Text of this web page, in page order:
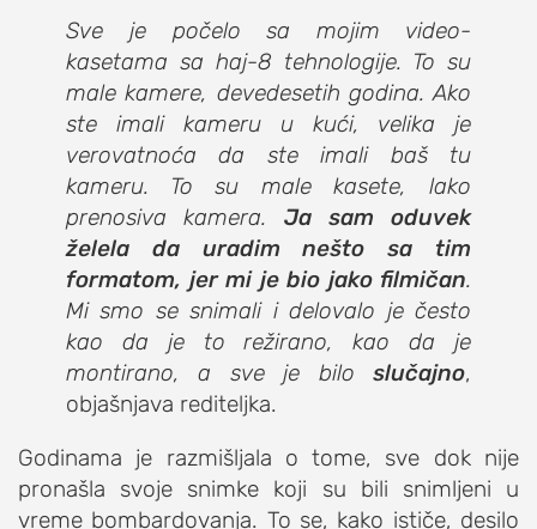
it
kolumna
sdl podkast
STUDENTSKI DNEVNI LIST
o nama
impresum
kontakt
Sve je počelo sa mojim video-
kasetama sa haj-8 tehnologije. To su
male kamere, devedesetih godina. Ako
ste imali kameru u kući, velika je
verovatnoća da ste imali baš tu
kameru. To su male kasete, lako
prenosiva kamera. Ja sam oduvek
želela da uradim nešto sa tim
formatom, jer mi je bio jako filmičan.
Mi smo se snimali i delovalo je često
kao da je to režirano, kao da je
montirano, a sve je bilo slučajno,
objašnjava rediteljka.
Godinama je razmišljala o tome, sve dok nije
pronašla svoje snimke koji su bili snimljeni u
vreme bombardovanja. To se, kako ističe, desilo